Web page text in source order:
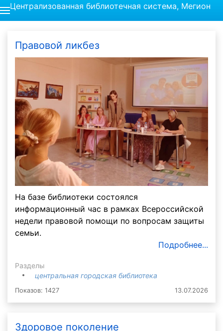
Централизованная библиотечная система, Мегион
Правовой ликбез
На базе библиотеки состоялся
информационный час в рамках Всероссийской
недели правовой помощи по вопросам защиты
семьи.
Подробнее...
Разделы
центральная городская библиотека
Показов: 1427 13.07.2026
Здоровое поколение